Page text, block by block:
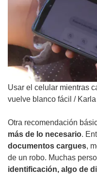
Usar el celular mientras
vuelve blanco fácil /
Otra recomendación
más de lo necesario.
documentos cargues,
de un robo. Muchas
identificación, algo de